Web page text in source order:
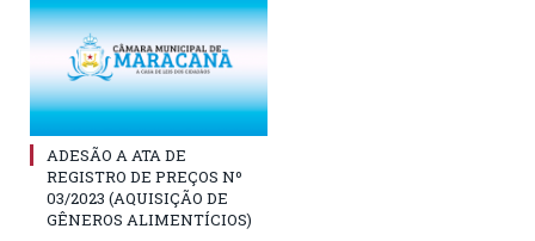
ADESÃO A ATA DE
REGISTRO DE PREÇOS Nº
03/2023 (AQUISIÇÃO DE
GÊNEROS ALIMENTÍCIOS)